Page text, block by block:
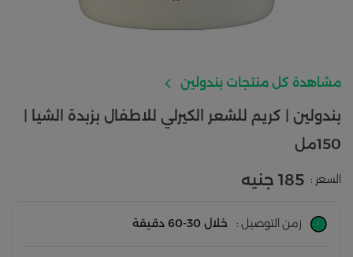
مشاهدة كل منتجات بندولين
بندولين | كريم للشعر الكيرلي للاطفال بزبدة الشيا |
150مل
السعر : 185 جنيه
زمن التوصيل : خلال 30-60 دقيقة